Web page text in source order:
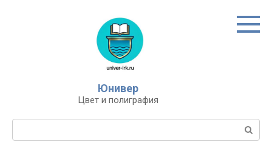
Юнивер
Цвет и полиграфия